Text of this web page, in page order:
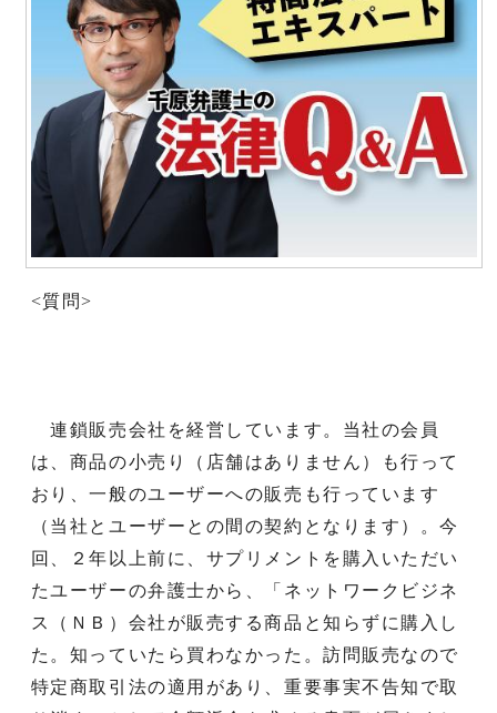
<質問>
連鎖販売会社を経営しています。当社の会員
は、商品の小売り（店舗はありません）も行って
おり、一般のユーザーへの販売も行っています
（当社とユーザーとの間の契約となります）。今
回、２年以上前に、サプリメントを購入いただい
たユーザーの弁護士から、「ネットワークビジネ
ス（ＮＢ）会社が販売する商品と知らずに購入し
た。知っていたら買わなかった。訪問販売なので
特定商取引法の適用があり、重要事実不告知で取